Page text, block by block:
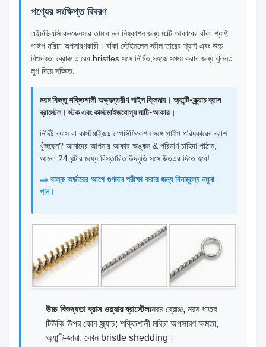
পণ্যের সংক্ষিপ্ত বিবরণ
এইচভিএসি কনডেনসার তামার নল নিষ্কাশন জন্য মাল্টি আকারের বাঁকা শ্যাফ্ট
পাইপ মরিচা অপসারণকারী। বাঁকা স্টেইনলেস স্টীল তারের শ্যাফ্ট এবং উচ্চ
বিশুদ্ধতা ব্রোঞ্জ তারের bristles সঙ্গে নির্মিত,সহজে সঞ্চয় করার জন্য ঝুলন্ত
লুপ দিয়ে সজ্জিত.
নরম কিন্তু শক্তিশালী অভ্যন্তরীণ পাইপ ক্লিনার। অ্যান্টি-স্ক্র্যাচ ব্রাস
ব্রাস্টেল। স্টক এবং কাস্টমাইজযোগ্য মাল্টি-আকার।
নির্দিষ্ট ব্যাস বা কাস্টমাইজড স্পেসিফিকেশন সঙ্গে পাইপ পরিষ্কারের ব্রাশ
খুঁজছেন? আমাদের আপনার আকার অঙ্কন & পরিমাণ চাহিদা পাঠান,
আমরা 24 ঘন্টার মধ্যে বিস্তারিত উদ্ধৃতি সঙ্গে উত্তর দিতে হবে!
⇒ বাল্ক অর্ডারের আগে গুণমান পরীক্ষা করার জন্য বিনামূল্যে নমুনা
পান।
উচ্চ বিশুদ্ধতা ব্রাস ওয়্যার ব্রাস্টেলঃনরম ব্রোঞ্জ, নরম ধাতব
টিউবিং উপর কোন স্ক্র্যাচ; শক্তিশালী মরিচা অপসারণ ক্ষমতা,
অ্যান্টি-জারা, কোন bristle shedding।